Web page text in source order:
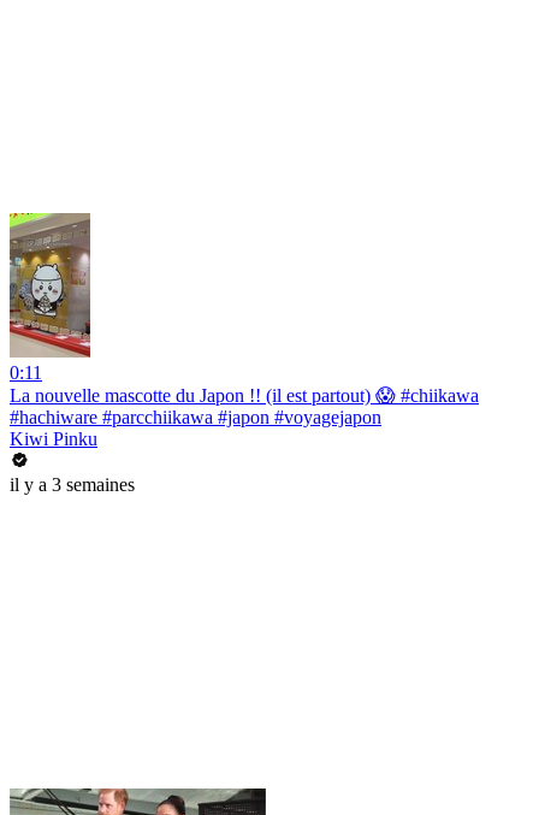
0:11
La nouvelle mascotte du Japon !! (il est partout) 😱 #chiikawa
#hachiware #parcchiikawa #japon #voyagejapon
Kiwi Pinku
il y a 3 semaines